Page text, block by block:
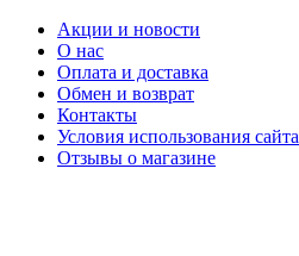
Акции и новости
О нас
Оплата и доставка
Обмен и возврат
Контакты
Условия использования сайта
Отзывы о магазине